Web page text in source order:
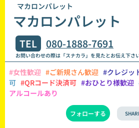
マカロンパレット
マカロンパレット
TEL 080-1888-7691
お問い合わせの際は「スナカラ」を見たとお伝え下さ
#女性歓迎 #ご新規さん歓迎 #クレジッ
可 #QRコード決済可 #おひとり様歓迎
アルコールあり
フォローする